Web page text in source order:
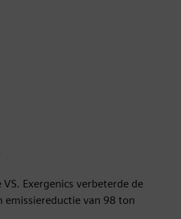
Exergenics verbeterde de
van 98 ton